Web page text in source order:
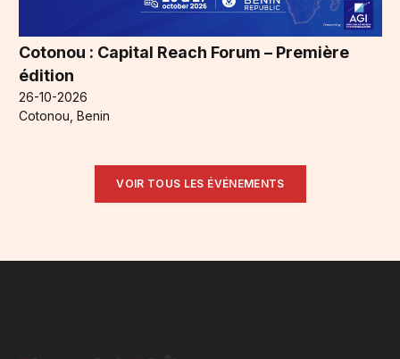
Cotonou : Capital Reach Forum – Première
édition
26-10-2026
Cotonou, Benin
VOIR TOUS LES ÉVÉNEMENTS